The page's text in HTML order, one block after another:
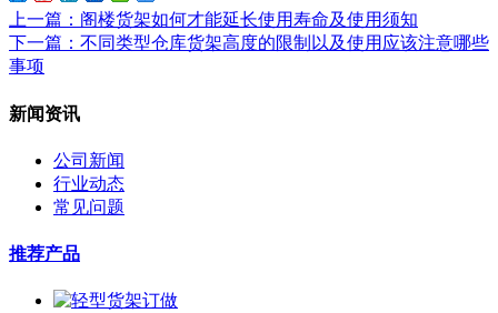
上一篇 ：阁楼货架如何才能延长使用寿命及使用须知
下一篇 ：不同类型仓库货架高度的限制以及使用应该注意哪些
事项
新闻资讯
公司新闻
行业动态
常见问题
推荐产品